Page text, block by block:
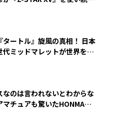
タートル』旋風の真相！ 日本
代ミッドマレットが世界を席
なのは言われないとわからな
マチュアも驚いたHONMA